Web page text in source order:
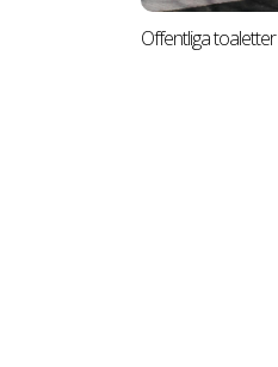
Offentliga toaletter